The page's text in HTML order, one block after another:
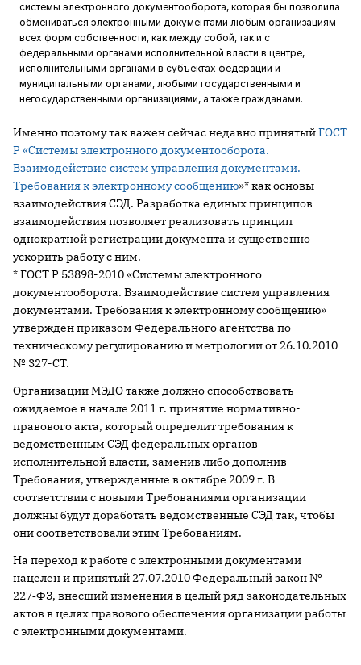
системы электронного документооборота, которая бы позволила
обмениваться электронными документами любым организациям
всех форм собственности, как между собой, так и с
федеральными органами исполнительной власти в центре,
исполнительными органами в субъектах федерации и
муниципальными органами, любыми государственными и
негосударственными организациями, а также гражданами.
Именно поэтому так важен сейчас недавно принятыйГОСТ
Р «Системы электронного документооборота.
Взаимодействие систем управления документами.
Требования к электронному сообщению»* как основы
взаимодействия СЭД. Разработка единых принципов
взаимодействия позволяет реализовать принцип
однократной регистрации документа и существенно
ускорить работу с ним.
* ГОСТ Р 53898-2010 «Системы электронного
документооборота. Взаимодействие систем управления
документами. Требования к электронному сообщению»
утвержден приказом Федерального агентства по
техническому регулированию и метрологии от 26.10.2010
№ 327-СТ.
Организации МЭДО также должно способствовать
ожидаемое в начале 2011 г. принятие нормативно-
правового акта, который определит требования к
ведомственным СЭД федеральных органов
исполнительной власти, заменив либо дополнив
Требования, утвержденные в октябре 2009 г. В
соответствии с новыми Требованиями организации
должны будут доработать ведомственные СЭД так, чтобы
они соответствовали этим Требованиям.
На переход к работе с электронными документами
нацелен и принятый 27.07.2010 Федеральный закон №
227‑ФЗ, внесший изменения в целый ряд законодательных
актов в целях правового обеспечения организации работы
с электронными документами.